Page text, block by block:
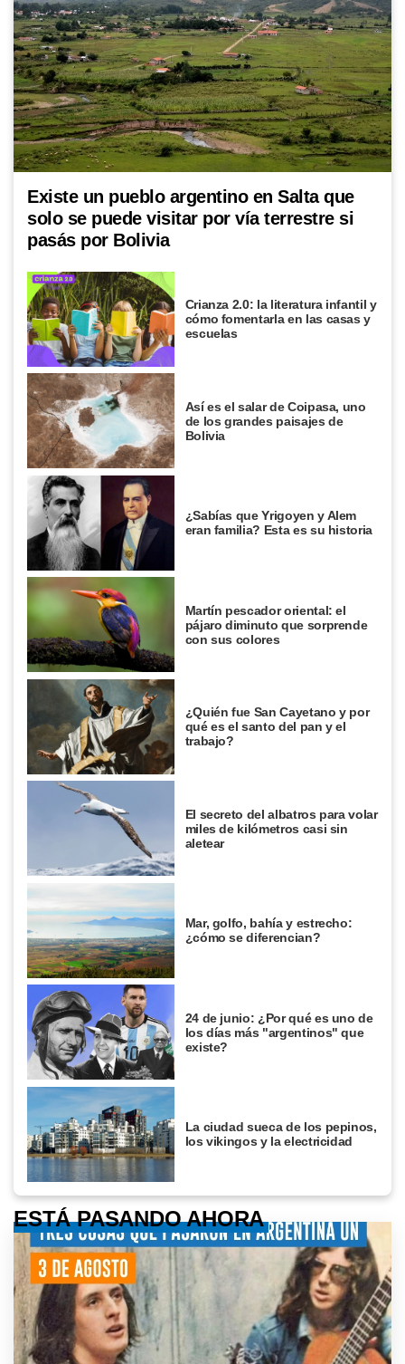
Existe un pueblo argentino en Salta que
solo se puede visitar por vía terrestre si
pasás por Bolivia
Crianza 2.0: la literatura infantil y
cómo fomentarla en las casas y
escuelas
Así es el salar de Coipasa, uno
de los grandes paisajes de
Bolivia
¿Sabías que Yrigoyen y Alem
eran familia? Esta es su historia
Martín pescador oriental: el
pájaro diminuto que sorprende
con sus colores
¿Quién fue San Cayetano y por
qué es el santo del pan y el
trabajo?
El secreto del albatros para volar
miles de kilómetros casi sin
aletear
Mar, golfo, bahía y estrecho:
¿cómo se diferencian?
24 de junio: ¿Por qué es uno de
los días más "argentinos" que
existe?
La ciudad sueca de los pepinos,
los vikingos y la electricidad
ESTÁ PASANDO AHORA